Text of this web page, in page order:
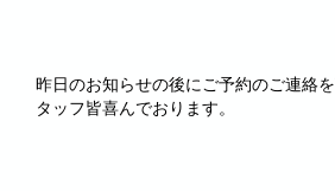
昨日のお知らせの後にご予約のご連絡
タッフ皆喜んでおります。